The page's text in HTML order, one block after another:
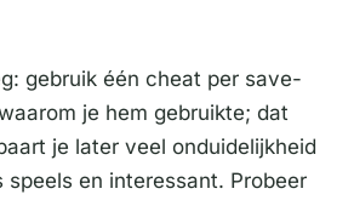
gebruik één cheat per save-
je hem gebruikte; dat
je later veel onduidelijkheid
speels en interessant. Probeer